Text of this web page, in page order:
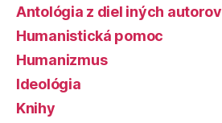
Antológia z diel iných autorov
Humanistická pomoc
Humanizmus
Ideológia
Knihy